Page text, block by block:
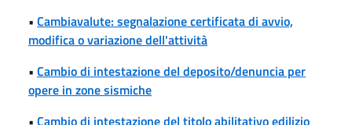
• Cambiavalute: segnalazione certificata di avvio,
modifica o variazione dell'attività
• Cambio di intestazione del deposito/denuncia per
opere in zone sismiche
• Cambio di intestazione del titolo abilitativo edilizio